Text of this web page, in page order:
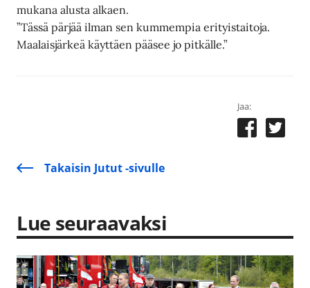
mukana alusta alkaen.
”Tässä pärjää ilman sen kummempia erityistaitoja.
Maalaisjärkeä käyttäen pääsee jo pitkälle.”
Jaa:
Takaisin Jutut -sivulle
Lue seuraavaksi